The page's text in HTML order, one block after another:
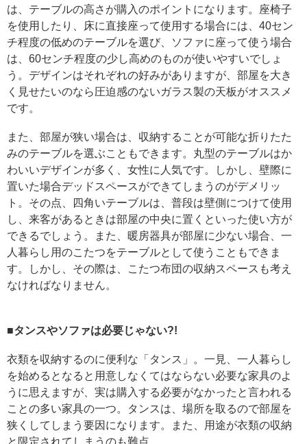
は、テーブルの高さが購入のポイントになります。座椅子
を使用したり、床に直接座って使用する場合には、40セン
チ程度の低めのテーブルを選び、ソファに座って使う場合
は、60センチ程度の少し高めのものが使いやすいでしょ
う。デザインはそれぞれの好みがありますが、部屋を大き
く見せたいのなら圧迫感のないガラス製の天板がオススメ
です。
また、部屋が狭い場合は、収納することが可能な折りたた
みのテーブルを選ぶこともできます。丸型のテーブルはか
わいいデザインが多く、女性に人気です。しかし、壁際に
置いた場合デッドスペースができてしまうのがデメリッ
ト。その点、四角いテーブルは、普段は壁側につけて使用
し、来客があるときは部屋の中央に置くといった使い方が
できるでしょう。また、暖房器具が部屋に少ない場合、一
人暮らし用のこたつをテーブルとして使うこともできま
す。しかし、その際は、こたつ布団の収納スペースも考え
なければなりません。
■タンスやソファは必要じゃない?!
衣類を収納するのに便利な「タンス」。一見、一人暮らし
を始めるとなると用意しなくてはならない必要な家具のよ
うに思えますが、実は購入する必要がなかったと言われる
ことの多い家具の一つ。タンスは、場所を取るので部屋を
狭くしてしまう要因になります。また、用途が衣類の収納